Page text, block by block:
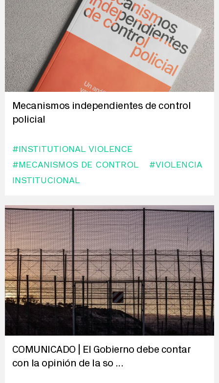
Mecanismos independientes de control
policial
#INSTITUTIONAL VIOLENCE
#MECANISMOS DE CONTROL
#VIOLENCIA
INSTITUCIONAL
COMUNICADO | El Gobierno debe contar
con la opinión de la so ...